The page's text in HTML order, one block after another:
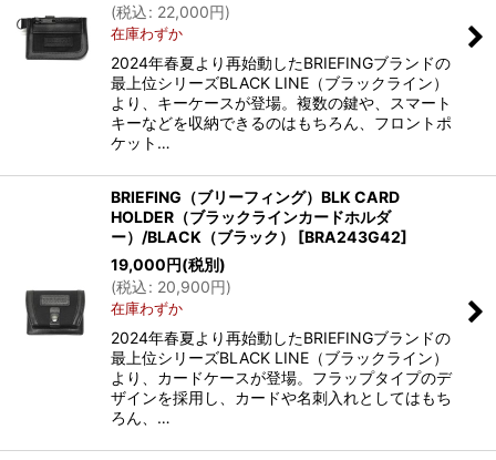
絞り込む
(税込: 22,000円)
在庫わずか
2024年春夏より再始動したBRIEFINGブランドの
最上位シリーズBLACK LINE（ブラックライン）
より、キーケースが登場。複数の鍵や、スマート
キーなどを収納できるのはもちろん、フロントポ
ケット…
BRIEFING（ブリーフィング）BLK CARD
HOLDER（ブラックラインカードホルダ
ー）/BLACK（ブラック）
[BRA243G42]
19,000円(税別)
(税込: 20,900円)
在庫わずか
2024年春夏より再始動したBRIEFINGブランドの
最上位シリーズBLACK LINE（ブラックライン）
より、カードケースが登場。フラップタイプのデ
ザインを採用し、カードや名刺入れとしてはもち
ろん、…